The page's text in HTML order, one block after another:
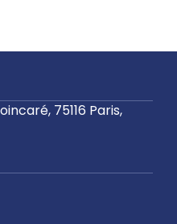
75116 Paris,